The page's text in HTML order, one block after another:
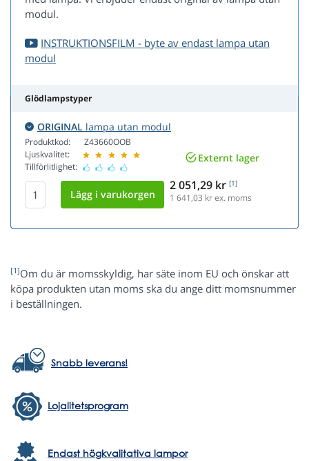
modul.
INSTRUKTIONSFILM - byte av endast lampa utan
modul
Glödlampstyper
ORIGINAL lampa utan modul
Produktkod:
Ljuskvalitet:
Tillförlitlighet:
Z43660OOB
Externt lager
2 051,29 kr [1]
1 641,03 kr ex. moms
[1]Om du är momsskyldig, har säte inom EU och önskar att
köpa produkten utan moms ska du ange ditt momsnummer
i beställningen.
Snabb leverans!
Lojalitetsprogram
Endast högkvalitativa lampor